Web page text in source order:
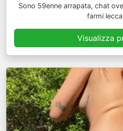
Sono 59enne arrapata, chat
farmi
Visualizza